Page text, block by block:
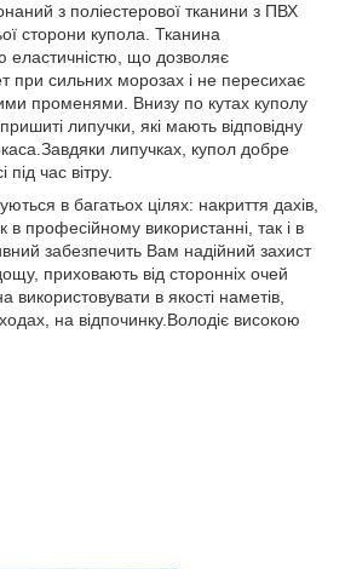
з поліестерової тканини з ПВХ
сторони купола. Тканина
еластичністю, що дозволяє
при сильних морозах і не пересихає
променями. Внизу по кутах куполу
липучки, які мають відповідну
липучках, купол добре
під час вітру.
в багатьох цілях: накриття дахів,
в професійному використанні, так і в
забезпечить Вам надійний захист
приховають від сторонніх очей
використовувати в якості наметів,
на відпочинку.Володіє високою